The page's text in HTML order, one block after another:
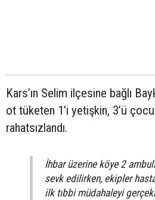
Kars’ın Selim ilçesine bağlı
ot tüketen 1’i yetişkin, 3’ü
rahatsızlandı.
İhbar üzerine köye 2
sevk edilirken, ekipler
ilk tıbbi müdahaleyi